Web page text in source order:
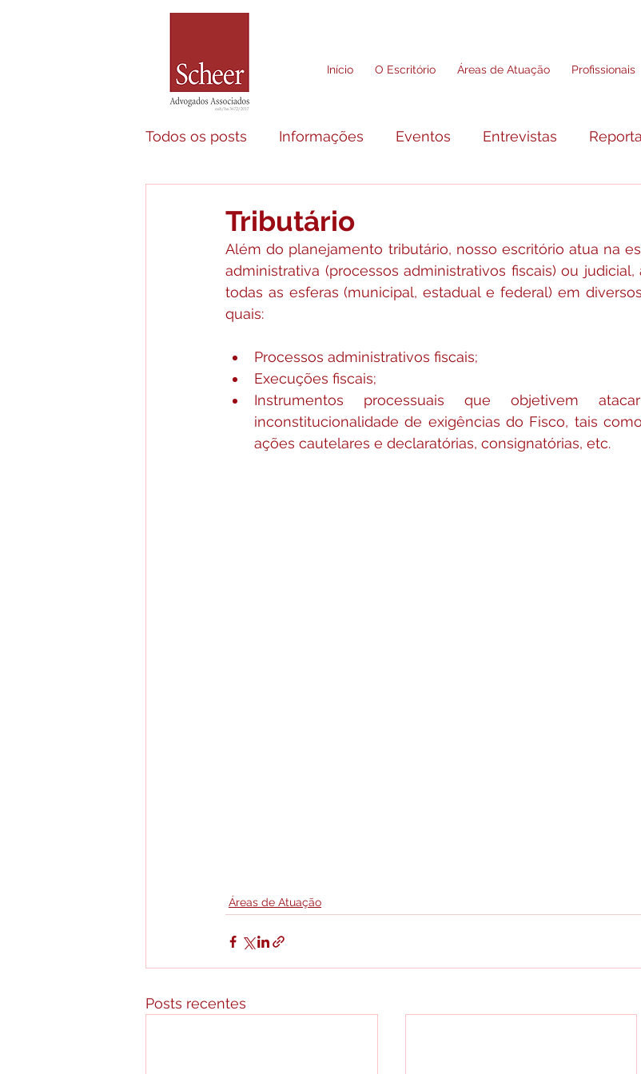
Início O Escritório Áreas de Atuação Profissionais
Todos os posts Informações Eventos Entrevistas
Tributário
Além do planejamento tributário, nosso escritório atua na
administrativa (processos administrativos fiscais) ou
todas as esferas (municipal, estadual e federal) em
quais:
Processos administrativos fiscais;
Execuções fiscais;
Instrumentos processuais que objetivem
inconstitucionalidade de exigências do Fisco, tais
ações cautelares e declaratórias, consignatórias, etc.
Áreas de Atuação
Posts recentes